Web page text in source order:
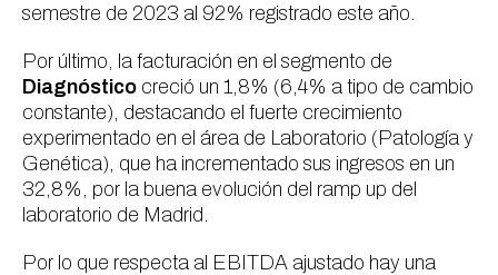
semestre de 2023 al 92% registrado este año.
Por último, la facturación en el segmento de
Diagnóstico creció un 1,8% (6,4% a tipo de cambio
constante), destacando el fuerte crecimiento
experimentado en el área de Laboratorio (Patología y
Genética), que ha incrementado sus ingresos en un
32,8%, por la buena evolución del ramp up del
laboratorio de Madrid.
Por lo que respecta al EBITDA ajustado hay una